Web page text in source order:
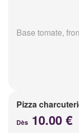
Base tomate,
Pizza
Dès 10.00 €